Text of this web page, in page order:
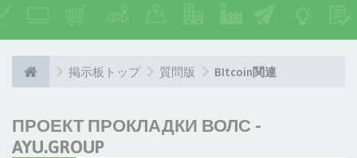
掲示板トップ 質問版 BItcoin関連
ПРОЕКТ ПРОКЛАДКИ ВОЛС -
AYU.GROUP